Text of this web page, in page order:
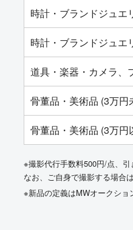
時計・ブランドジュエ
時計・ブランドジュエ
道具・楽器・カメラ、
骨董品・美術品 (3万円
骨董品・美術品 (3万円
※撮影代行手数料500円/点、
なお、ご自身で撮影する場合
※新品の定義はMWオークショ